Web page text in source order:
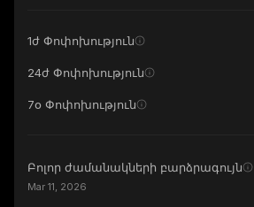
1ժ Փոփոխություն
24ժ Փոփոխություն
7օ Փոփոխություն
Բոլոր ժամանակների բարձրագույն
Mar 11, 2026